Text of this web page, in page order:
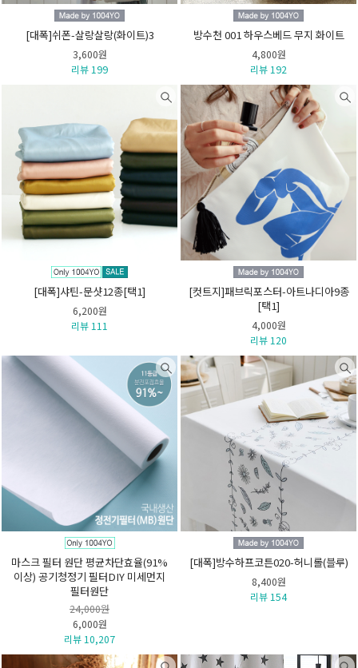
[대폭]쉬폰-살랑살랑(화이트)3
3,600원
리뷰 199
방수천 001 하우스베드 무지 화이트
4,800원
리뷰 192
[대폭]샤틴-문샷12종[택1]
6,200원
리뷰 111
[컷트지]패브릭포스터-아트나디아9종
[택1]
4,000원
리뷰 120
마스크 필터 원단 평균차단효율(91%
이상) 공기청정기 필터DIY 미세먼지
필터원단
24,000원
6,000원
리뷰 10,207
[대폭]방수하프코튼020-허니롤(블루)
8,400원
리뷰 154